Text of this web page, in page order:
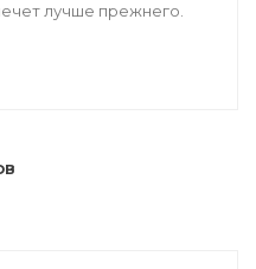
лучше прежнего.